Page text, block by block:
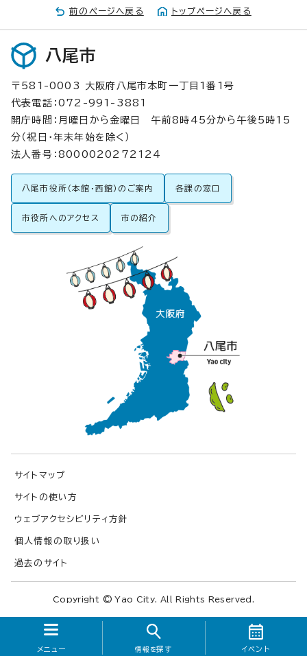
前のページへ戻る トップページへ戻る
メニュー 情報を探す イベント
八尾市
〒581-0003 大阪府八尾市本町一丁目1番1号
代表電話：072-991-3881
開庁時間：月曜日から金曜日 午前8時45分から午後5時15
分（祝日・年末年始を除く）
法人番号：8000020272124
八尾市役所（本館・西館）のご案内 各課の窓口
市役所へのアクセス 市の紹介
サイトマップ
サイトの使い方
ウェブアクセシビリティ方針
個人情報の取り扱い
過去のサイト
Copyright © Yao City. All Rights Reserved.